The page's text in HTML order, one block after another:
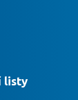
listy